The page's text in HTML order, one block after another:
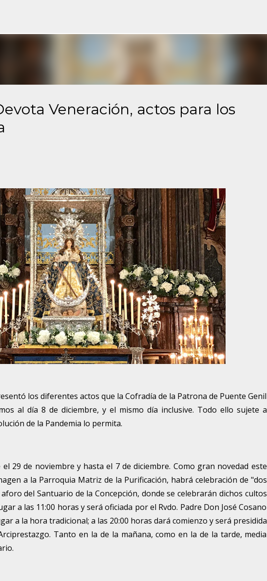
Veneración, actos para los
los diferentes actos que la Cofradía de la Patrona de Puente Genil
al día 8 de diciembre, y el mismo día inclusive. Todo ello sujete a
de la Pandemia lo permita.
29 de noviembre y hasta el 7 de diciembre. Como gran novedad este
a la Parroquia Matriz de la Purificación, habrá celebración de "dos
del Santuario de la Concepción, donde se celebrarán dichos cultos
a las 11:00 horas y será oficiada por el Rvdo. Padre Don José Cosano
a la hora tradicional; a las 20:00 horas dará comienzo y será presidida
Tanto en la de la mañana, como en la de la tarde, media